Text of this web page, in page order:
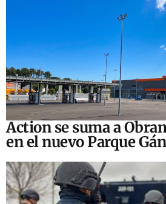
Action se suma a
en el nuevo Parque